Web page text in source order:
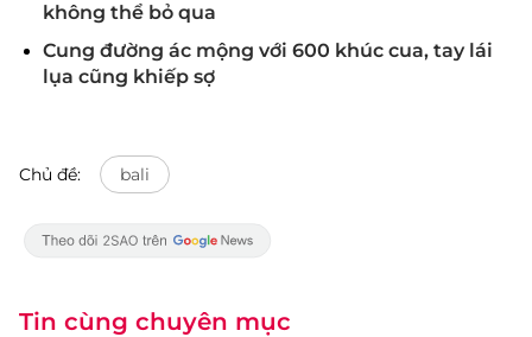
không thể bỏ qua
Cung đường ác mộng với 600 khúc cua, tay lái
lụa cũng khiếp sợ
Chủ đề: bali
Tin cùng chuyên mục